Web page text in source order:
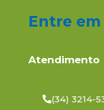
Entre
Atendimento
(34) 3214-